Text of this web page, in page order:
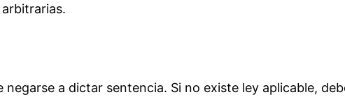
a dictar sentencia. Si no existe ley aplicable,